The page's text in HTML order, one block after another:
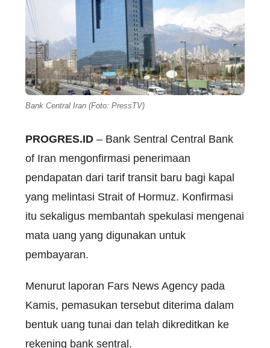
Bank Central Iran (Foto: PressTV)
PROGRES.ID – Bank Sentral Central Bank
of Iran mengonfirmasi penerimaan
pendapatan dari tarif transit baru bagi kapal
yang melintasi Strait of Hormuz. Konfirmasi
itu sekaligus membantah spekulasi mengenai
mata uang yang digunakan untuk
pembayaran.
Menurut laporan Fars News Agency pada
Kamis, pemasukan tersebut diterima dalam
bentuk uang tunai dan telah dikreditkan ke
rekening bank sentral.